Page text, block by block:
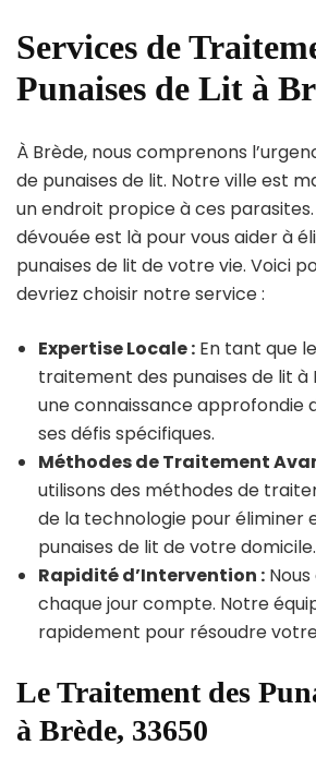
Services de
Punaises de Lit à
À Brède, nous comprenons
de punaises de lit. Notre ville est
un endroit propice à ces
dévouée est là pour vous aider à
punaises de lit de votre vie. Voici
devriez choisir notre service :
Expertise Locale : En tant que
traitement des punaises de lit à
une connaissance approfondie
ses défis spécifiques.
Méthodes de Traitement
utilisons des méthodes de
de la technologie pour éliminer
punaises de lit de votre domicile.
Rapidité d’Intervention :
chaque jour compte. Notre
rapidement pour résoudre
Le Traitement des
à Brède, 33650